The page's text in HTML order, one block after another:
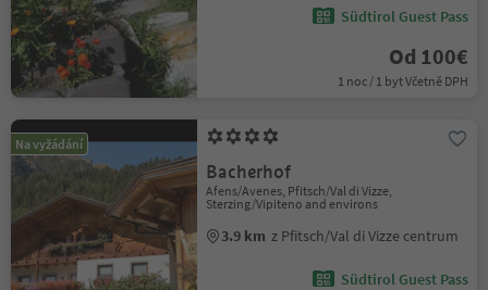
Südtirol Guest Pass
Od 100€
1 noc / 1 byt Včetně DPH
Na vyžádání
Bacherhof
Afens/Avenes, Pfitsch/Val di Vizze,
Sterzing/Vipiteno and environs
3.9 km z Pfitsch/Val di Vizze centrum
Südtirol Guest Pass